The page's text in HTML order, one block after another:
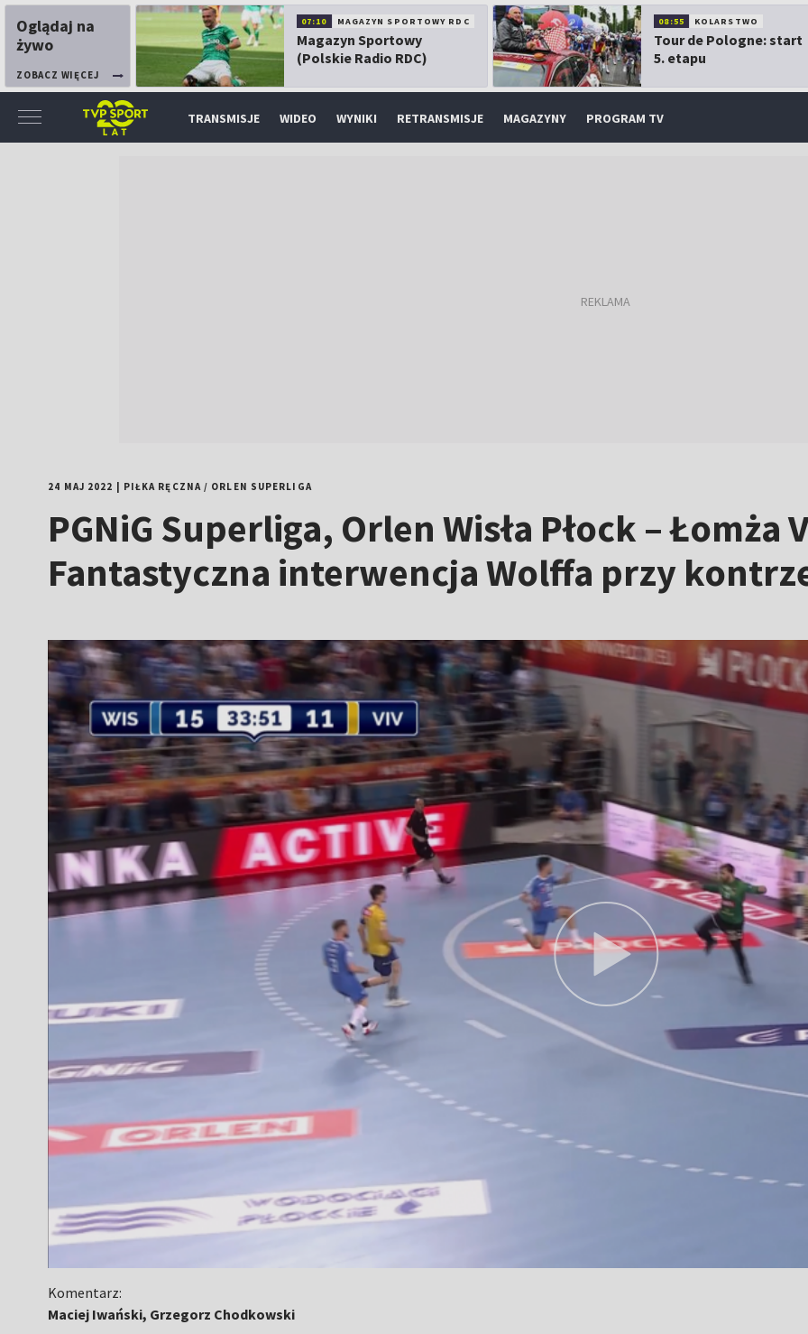
Oglądaj na
żywo
ZOBACZ WIĘCEJ
07:10 MAGAZYN SPORTOWY RDC
Magazyn Sportowy
(Polskie Radio RDC)
08:55 KOLARSTWO
Tour de Pologne: start
5. etapu
TRANSMISJE WIDEO WYNIKI RETRANSMISJE MAGAZYNY PROGRAM TV
24 MAJ 2022 PIŁKA RĘCZNA/ ORLEN SUPERLIGA
PGNiG Superliga, Orlen Wisła Płock – Łomża
Fantastyczna interwencja Wolffa przy
Komentarz:
Maciej Iwański, Grzegorz Chodkowski